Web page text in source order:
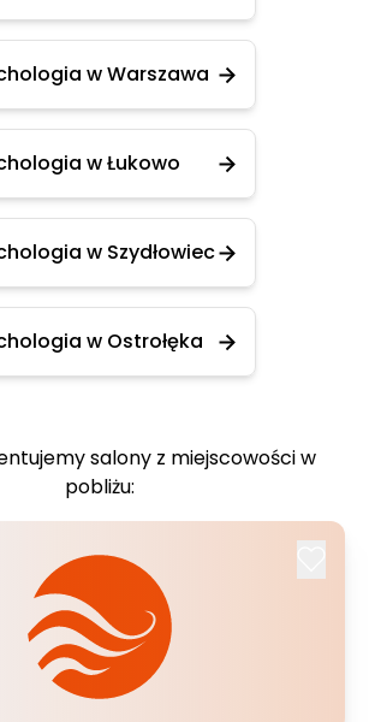
w Warszawa
w Łukowo
w Szydłowiec
w Ostrołęka
salony z miejscowości w
pobliżu: